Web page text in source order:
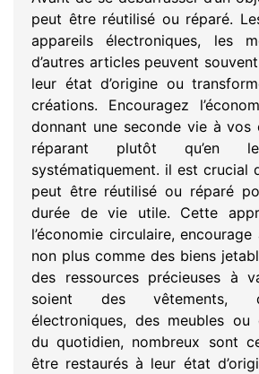
peut être réutilisé ou réparé.
appareils électroniques, les
d’autres articles peuvent
leur état d’origine ou
créations. Encouragez
donnant une seconde vie à vos
réparant plutôt qu’en
systématiquement. il est crucial
peut être réutilisé ou réparé
durée de vie utile. Cette
l’économie circulaire,
non plus comme des biens
des ressources précieuses à
soient des vêtements,
électroniques, des meubles ou
du quotidien, nombreux sont
être restaurés à leur état